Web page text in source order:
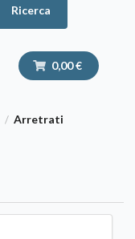
Ricerca
0,00 €
/ Arretrati